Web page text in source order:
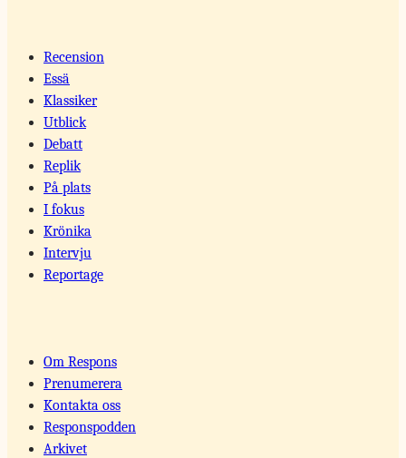
Recension
Essä
Klassiker
Utblick
Debatt
Replik
På plats
I fokus
Krönika
Intervju
Reportage
Om Respons
Prenumerera
Kontakta oss
Responspodden
Arkivet